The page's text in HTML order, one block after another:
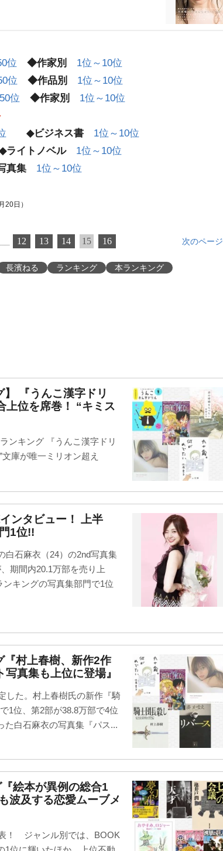
位 ◆作家別
1位～10位
位 ◆作品別
1位～10位
位 ◆作家別
1位～10位
◆ビジネス書
1位～10位
ライトノベル
1位～10位
真集 1位～10位
20日）
12 13 14 15 16 次のページ
長濱ねる ランキング 本ランキング
】 『うんこ漢字ドリ
上位を席巻！ “キミス
ンキング 『うんこ漢字ドリ
庫が唯一ミリオン超え
ンタビュー！ 上半
1位!!
白石麻衣（24）の2nd写真集
期間内20.1万部を売り上
ンキングの写真集部門で1位
村上春樹、新作2作
真集も上位に登場』
した。村上春樹氏の新作『騎
1位、第2部が38.8万部で4位
た白石麻衣の写真集『パス...
絵本が異例の総合1
波及する恋愛ムーブメ
！ ジャンル別では、BOOK